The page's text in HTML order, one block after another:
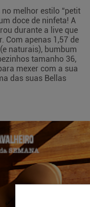
melhor estilo “petit
doce de ninfeta! A
durante a live que
Com apenas 1,57 de
naturais), bumbum
tamanho 36,
mexer com a sua
das suas Bellas